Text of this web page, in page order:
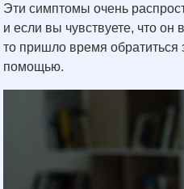
Эти симптомы очень
и если вы чувствуете, что он
то пришло время обратиться
помощью.